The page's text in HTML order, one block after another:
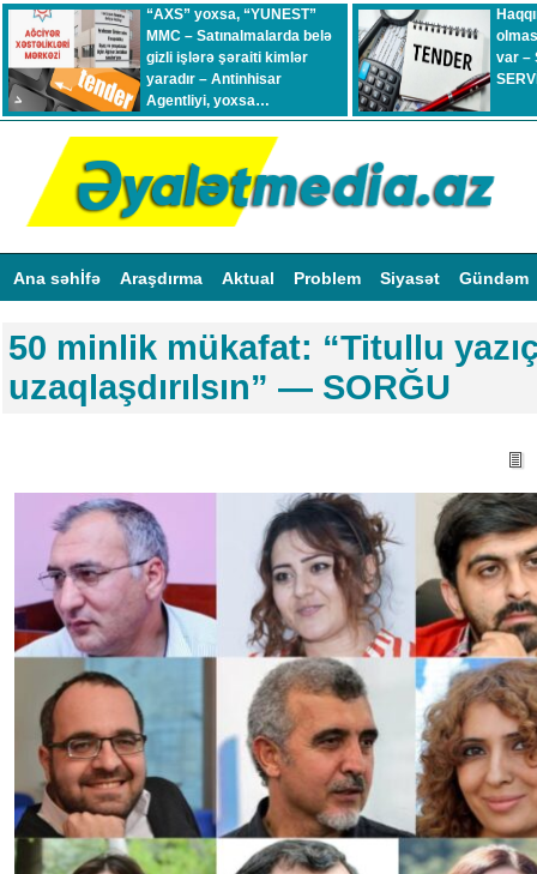
“AXS” yoxsa, “YUNEST”
MMC – Satınalmalarda belə
gizli işlərə şəraiti kimlər
yaradır – Antinhisar
Agentliyi, yoxsa…
var –
Ana səhİfə Araşdırma Aktual Problem Siyasət Gündəm
50 minlik mükafat: “Titullu
uzaqlaşdırılsın” — SORĞU